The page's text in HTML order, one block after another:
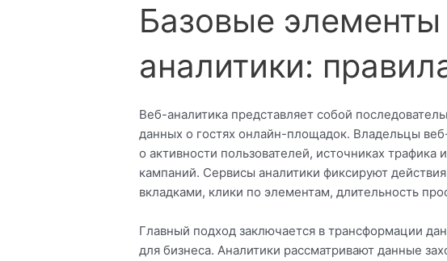
Базовые
аналитики:
Веб-аналитика представляет собой
данных о гостях онлайн-площадок. Владельцы
о активности пользователей, источниках
кампаний. Сервисы аналитики фиксируют
вкладками, клики по элементам, длительность
Главный подход заключается в трансформации
для бизнеса. Аналитики рассматривают данные